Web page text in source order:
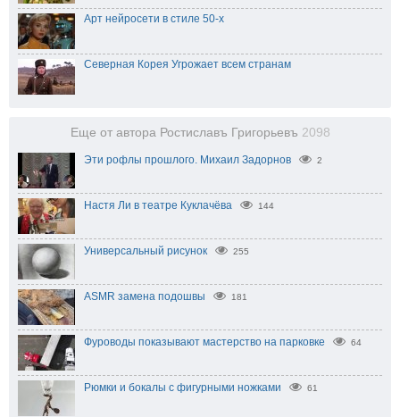
Арт нейросети в стиле 50-х
Северная Корея Угрожает всем странам
Еще от автора Ростиславъ Григорьевъ 2098
Эти рофлы прошлого. Михаил Задорнов 2
Настя Ли в театре Куклачёва 144
Универсальный рисунок 255
ASMR замена подошвы 181
Фуроводы показывают мастерство на парковке 64
Рюмки и бокалы с фигурными ножками 61